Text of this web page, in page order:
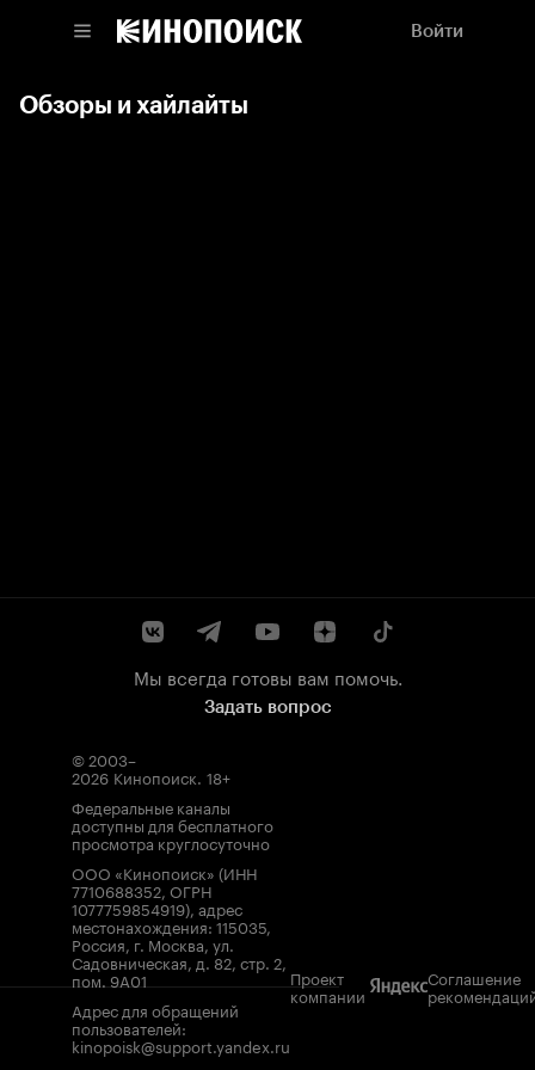
Войти
Обзоры и хайлайты
Мы всегда готовы вам помочь.
Задать вопрос
© 2003–
2026 Кинопоиск. 18+
Федеральные каналы
доступны для бесплатного
просмотра круглосуточно
ООО «Кинопоиск» (ИНН
7710688352, ОГРН
1077759854919), адрес
местонахождения: 115035,
Россия, г. Москва, ул.
Садовническая, д. 82, стр. 2,
пом. 9А01
Адрес для обращений
пользователей:
kinopoisk@support.yandex.ru
Проект
компании
Соглашение